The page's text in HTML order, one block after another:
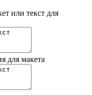
или текст для
для макета